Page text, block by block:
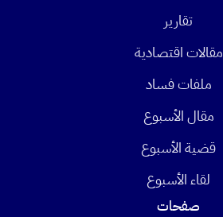
تقارير
مقالات اقتصادية
ملفات فساد
مقال الأسبوع
قضية الأسبوع
لقاء الأسبوع
صفحات